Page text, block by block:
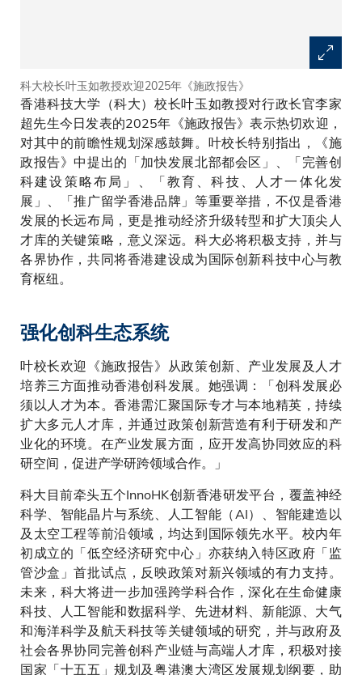
科大校长叶玉如教授欢迎2025年《施政报告》
香港科技大学（科大）校长叶玉如教授对行政长官李家
超先生今日发表的2025年《施政报告》表示热切欢迎，
对其中的前瞻性规划深感鼓舞。叶校长特别指出，《施
政报告》中提出的「加快发展北部都会区」、「完善创
科建设策略布局」、「教育、科技、人才一体化发
展」、「推广留学香港品牌」等重要举措，不仅是香港
发展的长远布局，更是推动经济升级转型和扩大顶尖人
才库的关键策略，意义深远。科大必将积极支持，并与
各界协作，共同将香港建设成为国际创新科技中心与教
育枢纽。
强化创科生态系统
叶校长欢迎《施政报告》从政策创新、产业发展及人才
培养三方面推动香港创科发展。她强调：「创科发展必
须以人才为本。香港需汇聚国际专才与本地精英，持续
扩大多元人才库，并通过政策创新营造有利于研发和产
业化的环境。在产业发展方面，应开发高协同效应的科
研空间，促进产学研跨领域合作。」
科大目前牵头五个InnoHK创新香港研发平台，覆盖神经
科学、智能晶片与系统、人工智能（AI）、智能建造以
及太空工程等前沿领域，均达到国际领先水平。校内年
初成立的「低空经济研究中心」亦获纳入特区政府「监
管沙盒」首批试点，反映政策对新兴领域的有力支持。
未来，科大将进一步加强跨学科合作，深化在生命健康
科技、人工智能和数据科学、先进材料、新能源、大气
和海洋科学及航天科技等关键领域的研究，并与政府及
社会各界协同完善创科产业链与高端人才库，积极对接
国家「十五五」规划及粤港澳大湾区发展规划纲要，助